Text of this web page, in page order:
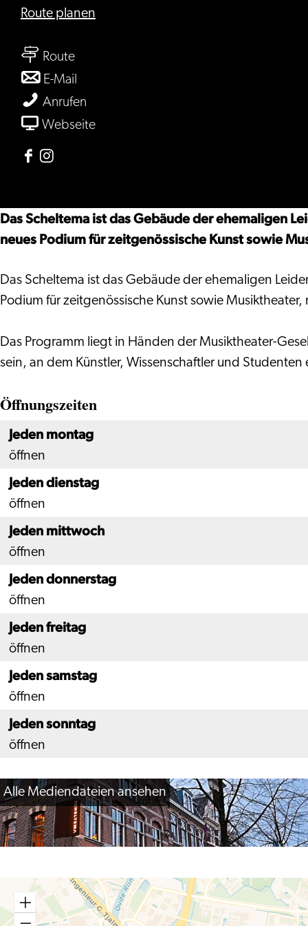
Route planen
Routebis
Scheltema
Leiden
E-Mail
Scheltema
Leiden
Anrufen
Leiden
Webseiteab
Facebook
Leiden
Instagram
Leiden
Das Scheltema ist das Gebäude der ehemaligen
neues Podium für zeitgenössische Kunst sowie
Das Scheltema ist das Gebäude der ehemaligen
Podium für zeitgenössische Kunst sowie
Das Programm liegt in Händen der Musiktheater-
sein, an dem Künstler, Wissenschaftler und
Öffnungszeiten
Jeden montag
öffnen
Jeden dienstag
öffnen
Jeden mittwoch
öffnen
Jeden donnerstag
öffnen
Jeden freitag
öffnen
Jeden samstag
öffnen
Jeden sonntag
öffnen
Alle Mediendateien ansehen